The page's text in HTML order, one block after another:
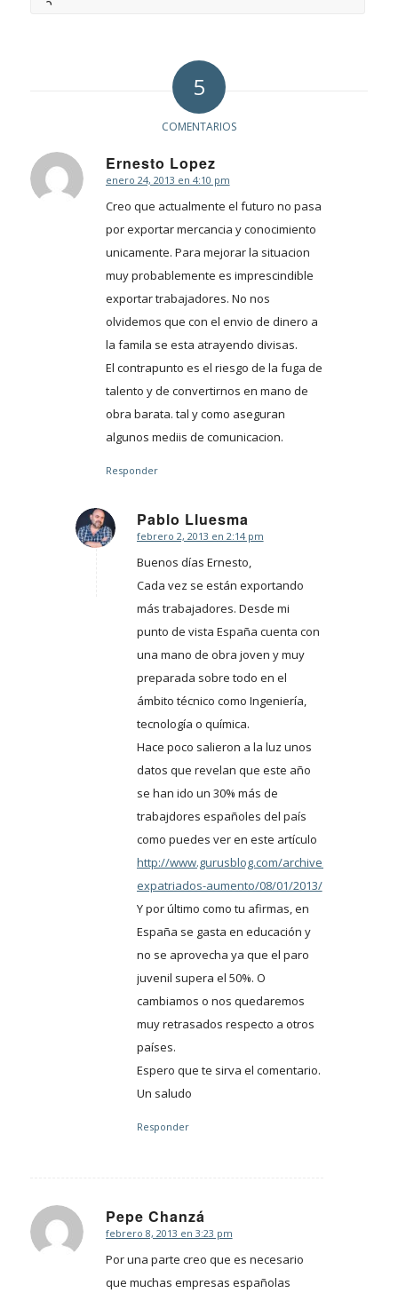
5
COMENTARIOS
Ernesto Lopez
Dice:
enero 24, 2013 en 4:10 pm
Creo que actualmente el futuro no pasa
por exportar mercancia y conocimiento
unicamente. Para mejorar la situacion
muy probablemente es imprescindible
exportar trabajadores. No nos
olvidemos que con el envio de dinero a
la famila se esta atrayendo divisas.
El contrapunto es el riesgo de la fuga de
talento y de convertirnos en mano de
obra barata. tal y como aseguran
algunos mediis de comunicacion.
Responder
Pablo Lluesma
Dice:
febrero 2, 2013 en 2:14 pm
Buenos días Ernesto,
Cada vez se están exportando
más trabajadores. Desde mi
punto de vista España cuenta con
una mano de obra joven y muy
preparada sobre todo en el
ámbito técnico como Ingeniería,
tecnología o química.
Hace poco salieron a la luz unos
datos que revelan que este año
se han ido un 30% más de
trabajdores españoles del país
como puedes ver en este artículo
http://www.gurusblog.com/archives/
expatriados-aumento/08/01/2013/
Y por último como tu afirmas, en
España se gasta en educación y
no se aprovecha ya que el paro
juvenil supera el 50%. O
cambiamos o nos quedaremos
muy retrasados respecto a otros
países.
Espero que te sirva el comentario.
Un saludo
Responder
Pepe Chanzá
Dice:
febrero 8, 2013 en 3:23 pm
Por una parte creo que es necesario
que muchas empresas españolas